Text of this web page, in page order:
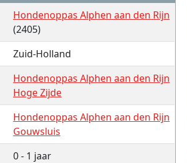
Hondenoppas Alphen aan den Rijn
(2405)
Zuid-Holland
Hondenoppas Alphen aan den Rijn
Hoge Zijde
Hondenoppas Alphen aan den Rijn
Gouwsluis
0 - 1 jaar